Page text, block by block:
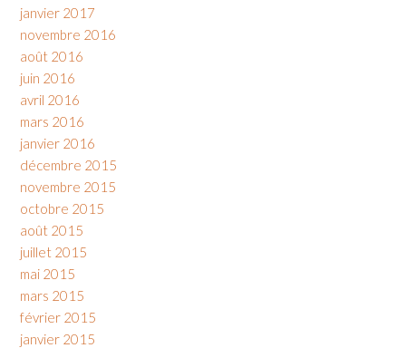
janvier 2017
novembre 2016
août 2016
juin 2016
avril 2016
mars 2016
janvier 2016
décembre 2015
novembre 2015
octobre 2015
août 2015
juillet 2015
mai 2015
mars 2015
février 2015
janvier 2015